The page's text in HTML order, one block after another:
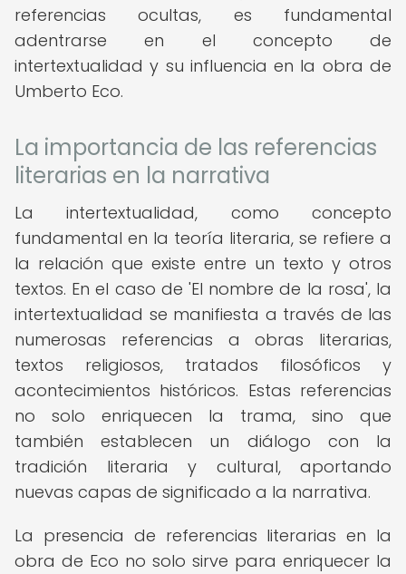
referencias ocultas, es fundamental
adentrarse en el concepto de
intertextualidad y su influencia en la obra de
Umberto Eco.
La importancia de las referencias
literarias en la narrativa
La intertextualidad, como concepto
fundamental en la teoría literaria, se refiere a
la relación que existe entre un texto y otros
textos. En el caso de 'El nombre de la rosa', la
intertextualidad se manifiesta a través de las
numerosas referencias a obras literarias,
textos religiosos, tratados filosóficos y
acontecimientos históricos. Estas referencias
no solo enriquecen la trama, sino que
también establecen un diálogo con la
tradición literaria y cultural, aportando
nuevas capas de significado a la narrativa.
La presencia de referencias literarias en la
obra de Eco no solo sirve para enriquecer la